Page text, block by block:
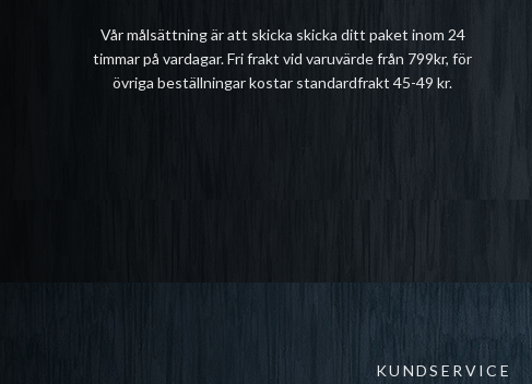
Vår målsättning är att skicka skicka ditt paket inom 24
timmar på vardagar. Fri frakt vid varuvärde från 799kr, för
övriga beställningar kostar standardfrakt 45-49 kr.
KUNDSERVICE